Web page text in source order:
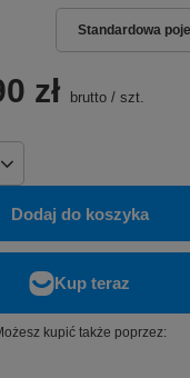
Standardowa
zł brutto / szt.
Dodaj do koszyka
kupić także poprzez: